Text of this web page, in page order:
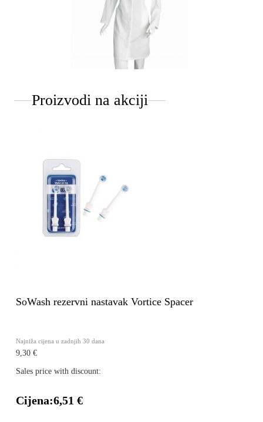
Proizvodi na akciji
SoWash rezervni nastavak Vortice Spacer
Najniža cijena u zadnjih 30 dana
9,30 €
Sales price with discount:
Cijena:6,51 €